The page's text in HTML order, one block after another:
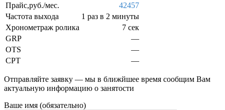
Прайс,руб./мес.
42457
Частота выхода
1 раз в 2 минуты
Хронометраж ролика
7 сек
GRP
—
OTS
—
CPT
—
Отправляйте заявку — мы в ближйшее время сообщим Вам
актуальную информацию о занятости
Ваше имя (обязательно)